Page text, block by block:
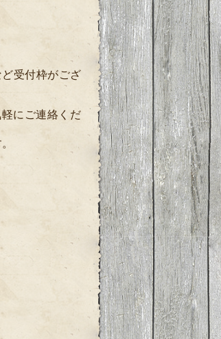
受付枠がござ
にご連絡くだ